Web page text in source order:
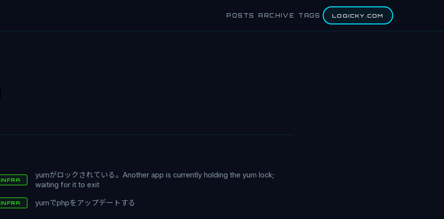
POSTS ARCHIVE TAGS LOGICKY.COM
INFRA
yumがロックされている。Another app is currently holding the yum lock;
waiting for it to exit
INFRA yumでphpをアップデートする